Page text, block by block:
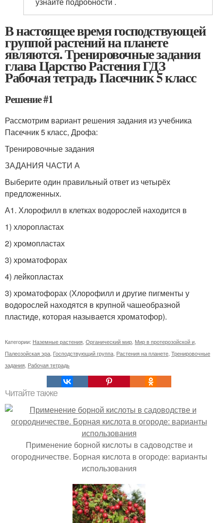
В настоящее время господствующей
группой растений на планете
являются. Тренировочные задания
глава Царство Растения ГДЗ
Рабочая тетрадь Пасечник 5 класс
Решение #1
Рассмотрим вариант решения задания из учебника
Пасечник 5 класс, Дрофа:
Тренировочные задания
ЗАДАНИЯ ЧАСТИ А
Выберите один правильный ответ из четырёх
предложенных.
А1. Хлорофилл в клетках водорослей находится в
1) хлоропластах
2) хромопластах
3) хроматофорах
4) лейкопластах
3) хроматофорах (Хлорофилл и другие пигменты у
водорослей находятся в крупной чашеобразной
пластиде, которая называется хроматофор).
Категории: Наземные растения Органический мир Мир в протерозойской и
Палеозойская эра Господствующий группа Растения на планете Тренировочные
задания Рабочая тетрадь
Читайте также
Применение борной кислоты в садоводстве и
огородничестве. Борная кислота в огороде: варианты
использования